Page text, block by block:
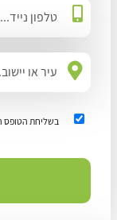
בשליחת הטופס